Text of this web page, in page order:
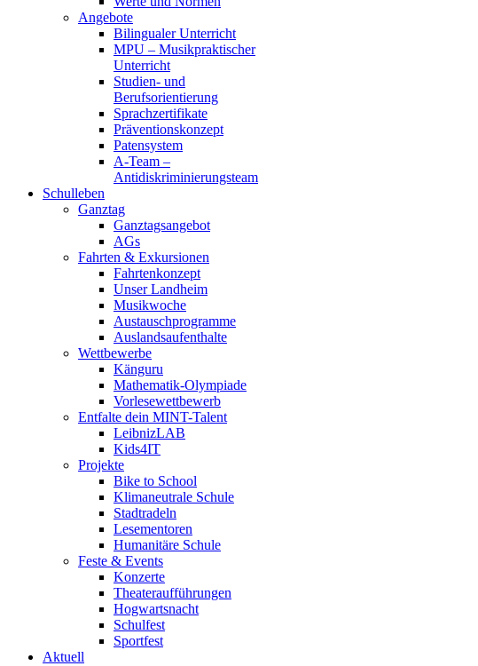
Angebote
Bilingualer Unterricht
MPU – Musikpraktischer
Unterricht
Studien- und
Berufsorientierung
Sprachzertifikate
Präventionskonzept
Patensystem
A-Team –
Antidiskriminierungsteam
Schulleben
Ganztag
Ganztagsangebot
AGs
Fahrten & Exkursionen
Fahrtenkonzept
Unser Landheim
Musikwoche
Austauschprogramme
Auslandsaufenthalte
Wettbewerbe
Känguru
Mathematik-Olympiade
Vorlesewettbewerb
Entfalte dein MINT-Talent
LeibnizLAB
Kids4IT
Projekte
Bike to School
Klimaneutrale Schule
Stadtradeln
Lesementoren
Humanitäre Schule
Feste & Events
Konzerte
Theateraufführungen
Hogwartsnacht
Schulfest
Sportfest
Aktuell